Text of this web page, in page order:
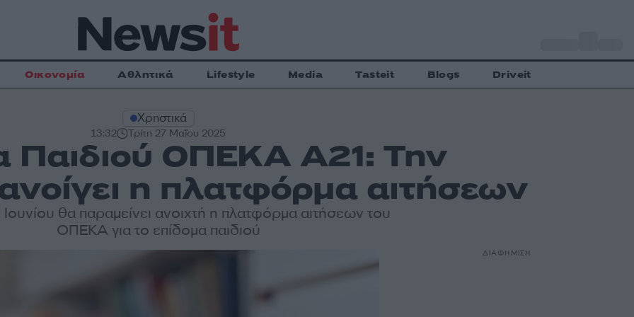
Οικονομία Αθλητικά Lifestyle Media Tasteit Blogs Driveit
Χρηστικά
13:32 Τρίτη 27 Μαΐου 2025
Παιδιού ΟΠΕΚΑ Α21: Την
η πλατφόρμα αιτήσεων
θα παραμείνει ανοιχτή η πλατφόρμα αιτήσεων του
ΟΠΕΚΑ για το επίδομα παιδιού
ΔΙΑΦΗΜΙΣΗ